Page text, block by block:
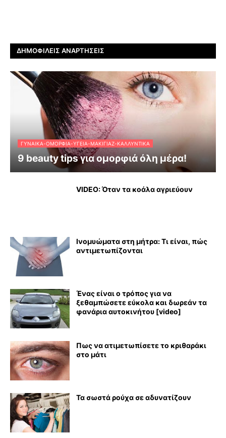
ΔΗΜΟΦΙΛΕΊΣ ΑΝΑΡΤΉΣΕΙΣ
ΓΥΝΑΊΚΑ-ΟΜΟΡΦΙΆ-ΥΓΕΊΑ-ΜΑΚΙΓΙΆΖ-ΚΑΛΛΥΝΤΙΚΆ
9 beauty tips για ομορφιά όλη μέρα!
VIDEO: Όταν τα κοάλα αγριεύουν
Ινομυώματα στη μήτρα: Τι είναι, πώς
αντιμετωπίζονται
Ένας είναι ο τρόπος για να
ξεθαμπώσετε εύκολα και δωρεάν τα
φανάρια αυτοκινήτου [video]
Πως να ατιμετωπίσετε το κριθαράκι
στο μάτι
Τα σωστά ρούχα σε αδυνατίζουν